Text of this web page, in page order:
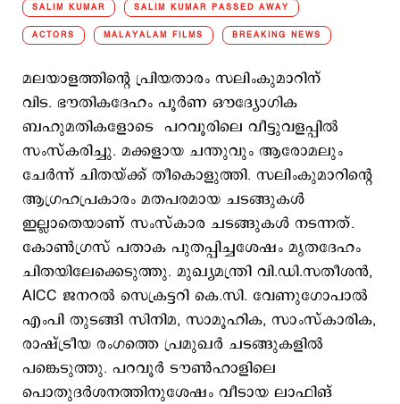
SALIM KUMAR SALIM KUMAR PASSED AWAY
ACTORS MALAYALAM FILMS BREAKING NEWS
മലയാളത്തിന്റെ പ്രിയതാരം സലിംകുമാറിന്
വിട. ഭൗതികദേഹം പൂര്‍ണ ഔദ്യോഗിക
ബഹുമതികളോടെ പറവൂരിലെ വീട്ടുവളപ്പില്‍
സംസ്കരിച്ചു. മക്കളായ ചന്തുവും ആരോമലും
ചേര്‍ന്ന് ചിതയ്ക്ക് തീകൊളുത്തി. സലിംകുമാറിന്‍റെ
ആഗ്രഹപ്രകാരം മതപരമായ ചടങ്ങുകള്‍
ഇല്ലാതെയാണ് സംസ്കാര ചടങ്ങുകള്‍ നടന്നത്.
കോണ്‍ഗ്രസ് പതാക പുതപ്പിച്ചശേഷം മൃതദേഹം
ചിതയിലേക്കെടുത്തു. മുഖ്യമന്ത്രി വി.ഡി.സതീശന്‍,
AICC ജനറല്‍ സെക്രട്ടറി കെ.സി. വേണുഗോപാല്‍
എംപി തുടങ്ങി സിനിമ, സാമൂഹിക, സാംസ്കാരിക,
രാഷ്ട്രീയ രംഗത്തെ പ്രമുഖര്‍ ചടങ്ങുകളില്‍
പങ്കെടുത്തു. പറവൂര്‍ ടൗണ്‍ഹാളിലെ
പൊതുദര്‍ശനത്തിനുശേഷം വീടായ ലാഫിങ്